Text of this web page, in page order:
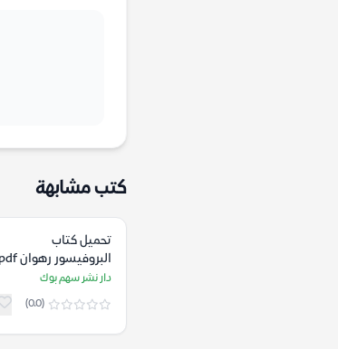
كتب مشابهة
تحميل كتاب
البروفيسور رهوان pdf
دار نشر سهم بوك
(0.0)